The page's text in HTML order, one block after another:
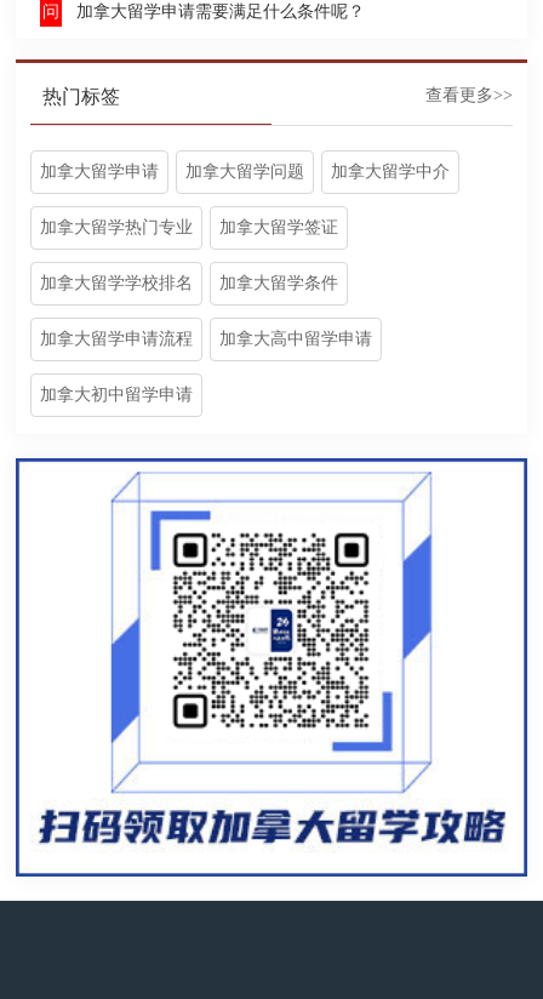
加拿大留学申请需要满足什么条件呢？
热门标签 查看更多>>
加拿大留学申请 加拿大留学问题 加拿大留学中介
加拿大留学热门专业 加拿大留学签证
加拿大留学学校排名 加拿大留学条件
加拿大留学申请流程 加拿大高中留学申请
加拿大初中留学申请